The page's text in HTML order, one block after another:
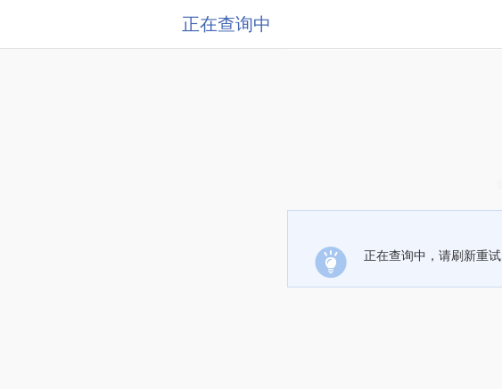
正在查询中
正在查询中，请刷新重试